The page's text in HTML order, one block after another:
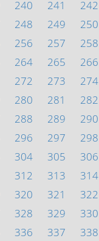
240 241 242
248 249 250
256 257 258
264 265 266
272 273 274
280 281 282
288 289 290
296 297 298
304 305 306
312 313 314
320 321 322
328 329 330
336 337 338